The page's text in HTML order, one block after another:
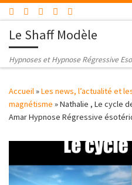
Passer au contenu
Le Shaff Modèle
Hypnoses et Hypnose Régressive
Accueil»Les news, l’actualité et
magnétisme »Nathalie , Le cycle
Amar Hypnose Régressive